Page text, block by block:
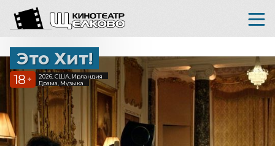
Это Хит!
18 +
2026, США, Ирландия
Драма, Музыка